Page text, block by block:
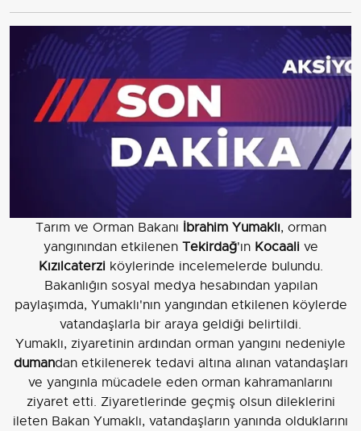
Tarım ve Orman Bakanı İbrahim Yumaklı, orman
yangınından etkilenen Tekirdağ'ın Kocaalive
Kızılcaterziköylerinde incelemelerde bulundu.
Bakanlığın sosyal medya hesabından yapılan
paylaşımda, Yumaklı'nın yangından etkilenen köylerde
vatandaşlarla bir araya geldiği belirtildi.
Yumaklı, ziyaretinin ardından orman yangını nedeniyle
dumandan etkilenerek tedavi altına alınan vatandaşları
ve yangınla mücadele eden orman kahramanlarını
ziyaret etti. Ziyaretlerinde geçmiş olsun dileklerini
ileten Bakan Yumaklı, vatandaşların yanında olduklarını